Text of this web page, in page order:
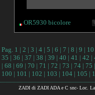
OR5930 bicolore
Pag. 1 | 2 | 3 | 4| 5 | 6 | 7 | 8 | 9 | 10
35 | 36 | 37 | 38 | 39 | 40 | 41 | 42 |
| 68 | 69 | 70 | 71 | 72 | 73 | 74| 75 |
100 | 101 | 102 | 103 | 104| 105 |
ZADI di ZADI ADA e C snc- Loc.